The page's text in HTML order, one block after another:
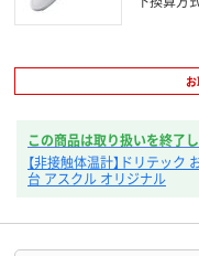
この商品は取り扱いを終了
【非接触体温計】ドリテッ
台 アスクル オリジナル